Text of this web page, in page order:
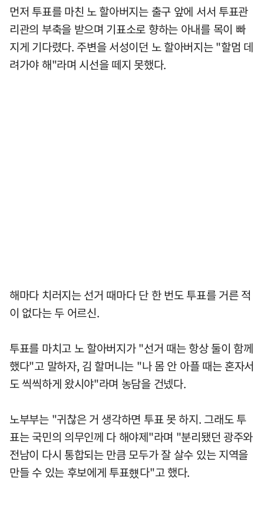
먼저 투표를 마친 노 할아버지는 출구 앞에 서서 투표관
리관의 부축을 받으며 기표소로 향하는 아내를 목이 빠
지게 기다렸다. 주변을 서성이던 노 할아버지는 "할멈 데
려가야 해"라며 시선을 떼지 못했다.
해마다 치러지는 선거 때마다 단 한 번도 투표를 거른 적
이 없다는 두 어르신.
투표를 마치고 노 할아버지가 "선거 때는 항상 둘이 함께
했다"고 말하자, 김 할머니는 "나 몸 안 아플 때는 혼자서
도 씩씩하게 왔시야"라며 농담을 건넸다.
노부부는 "귀찮은 거 생각하면 투표 못 하지. 그래도 투
표는 국민의 의무인께 다 해야제"라며 "분리됐던 광주와
전남이 다시 통합되는 만큼 모두가 잘 살수 있는 지역을
만들 수 있는 후보에게 투표헀다"고 했다.